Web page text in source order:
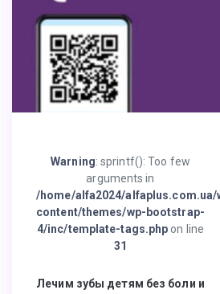
Warning: sprintf(): Too few
arguments in
/home/alfa2024/alfaplus.com.ua/
content/themes/wp-bootstrap-
4/inc/template-tags.php on line
31
Лечим зубы детям без боли и